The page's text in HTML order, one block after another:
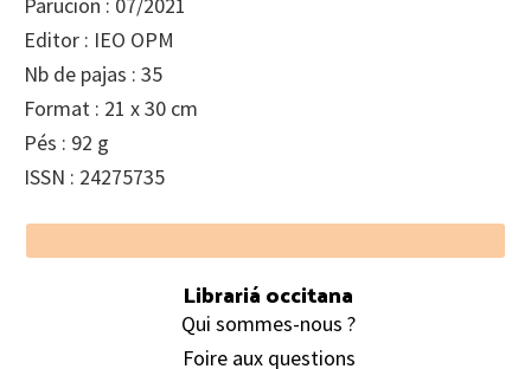
Editor : IEO OPM
Nb de pajas : 35
Format : 21 x 30 cm
Pés : 92 g
ISSN : 24275735
Footer
Librariá occitana
Qui sommes-nous ?
Foire aux questions